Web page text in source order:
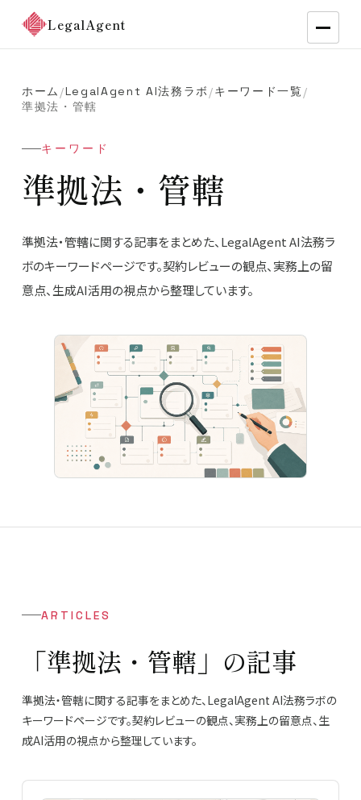
LegalAgent
ホーム /LegalAgent AI法務ラボ /キーワード一覧/
準拠法・管轄
キーワード
準拠法・管轄
準拠法・管轄に関する記事をまとめた、LegalAgent AI法務ラ
ボのキーワードページです。契約レビューの観点、実務上の留
意点、生成AI活用の視点から整理しています。
ARTICLES
「準拠法・管轄」の記事
準拠法・管轄に関する記事をまとめた、LegalAgent AI法務ラボの
キーワードページです。契約レビューの観点、実務上の留意点、生
成AI活用の視点から整理しています。